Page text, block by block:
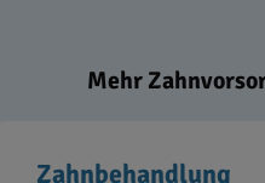
Mehr
Zahnbehandlung